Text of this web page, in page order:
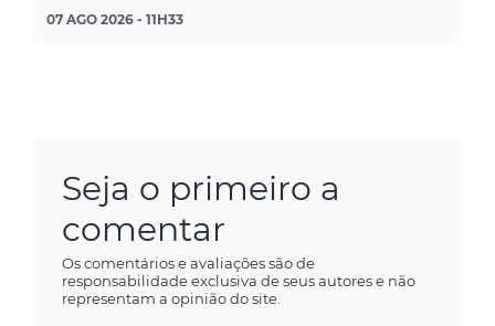
07 AGO 2026 - 11H33
Seja o primeiro a
comentar
Os comentários e avaliações são de
responsabilidade exclusiva de seus autores e não
representam a opinião do site.